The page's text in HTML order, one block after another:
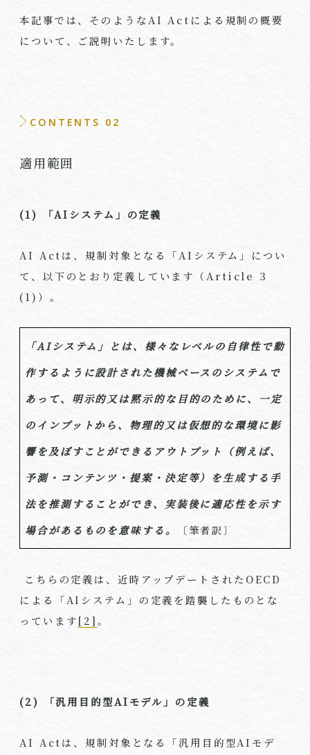
本記事では、そのような AI Act による規制の概要
について、ご説明いたします。
CONTENTS 02
適用範囲
(1) 「AI システム」の定義
AI Actは、規制対象となる「AI システム」につい
て、以下のとおり定義しています（Article 3
(1) ）。
「AIシステム」とは、様々なレベルの自律性で動
作するように設計された機械ベースのシステムで
あって、明示的又は黙示的な目的のために、一定
のインプットから、物理的又は仮想的な環境に影
響を及ぼすことができるアウトプット（例えば、
予測・コンテンツ・提案・決定等）を生成する手
法を推測することができ、実装後に適応性を示す
場合があるものを意味する。
〔筆者訳〕
こちらの定義は、近時アップデートされた OECD
による「AI システム」の定義を踏襲したものとな
っています[2]。
(2) 「汎用目的型AIモデル」の定義
AI Actは、規制対象となる「汎用目的型AI モデ